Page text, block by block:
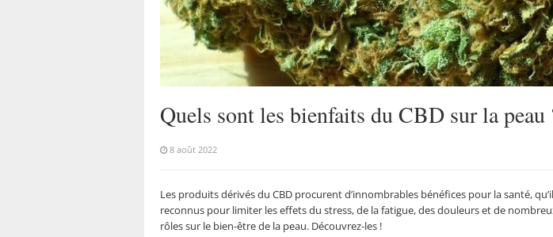
Quels sont les bienfaits du CBD sur la peau
8 août 2022
Les produits dérivés du CBD procurent d’innombrables bénéfices pour la santé,
reconnus pour limiter les effets du stress, de la fatigue, des douleurs et de
rôles sur le bien-être de la peau. Découvrez-les !